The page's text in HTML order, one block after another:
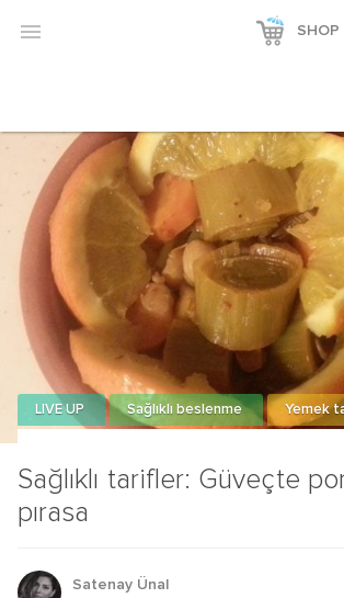
 SHOP
Sağlıklı tarifler: Güveçte
pırasa
LIVE UP Sağlıklı beslenme Yemek
Satenay Ünal